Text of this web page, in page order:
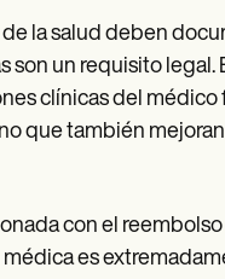
la salud deben
son un requisito legal.
clínicas del médico
que también
con el
es